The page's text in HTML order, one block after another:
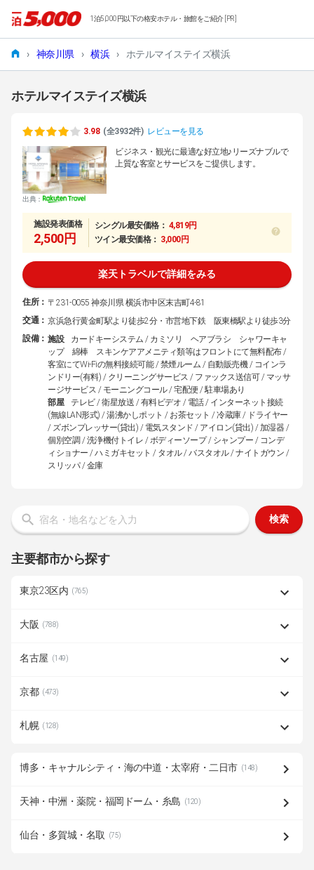
1泊5,000円以下の格安ホテル・旅館をご紹介 [PR]
› 神奈川県 › 横浜 › ホテルマイステイズ横浜
ホテルマイステイズ横浜
3.98 (全3932件) レビューを見る
出典：
ビジネス・観光に最適な好立地♪リーズナブルで
上質な客室とサービスをご提供します。
施設発表価格
2,500円
シングル最安価格： 4,819円
ツイン最安価格： 3,000円
楽天トラベルで詳細をみる
住所： 〒231-0055 神奈川県 横浜市中区末吉町4-81
交通： 京浜急行黄金町駅より徒歩2分・市営地下鉄 阪東橋駅より徒歩3分
設備： 施設
カードキーシステム / カミソリ ヘアブラシ シャワーキャ
ップ 綿棒 スキンケアアメニティ類等はフロントにて無料配布 /
客室にてWi-Fiの無料接続可能 / 禁煙ルーム / 自動販売機 / コインラ
ンドリー(有料) / クリーニングサービス / ファックス送信可 / マッサ
ージサービス / モーニングコール / 宅配便 / 駐車場あり
部屋
テレビ / 衛星放送 / 有料ビデオ / 電話 / インターネット接続
(無線LAN形式) / 湯沸かしポット / お茶セット / 冷蔵庫 / ドライヤー
/ ズボンプレッサー(貸出) / 電気スタンド / アイロン(貸出) / 加湿器 /
個別空調 / 洗浄機付トイレ / ボディーソープ / シャンプー / コンデ
ィショナー / ハミガキセット / タオル / バスタオル / ナイトガウン /
スリッパ / 金庫
検索
主要都市から探す
東京23区内 (765)
大阪 (788)
名古屋 (149)
京都 (473)
札幌 (128)
博多・キャナルシティ・海の中道・太宰府・二日市 (148)
天神・中洲・薬院・福岡ドーム・糸島 (120)
仙台・多賀城・名取 (75)